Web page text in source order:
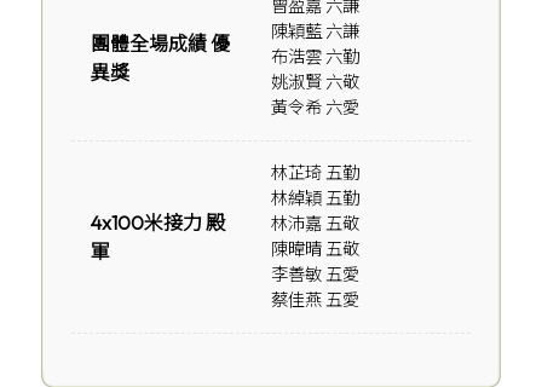
團體全場成績 優
異獎
曾盈嘉 六謙
陳穎藍 六謙
布浩雲 六勤
姚淑賢 六敬
黃令希 六愛
4x100米接力 殿
軍
林芷琦 五勤
林綽穎 五勤
林沛嘉 五敬
陳暐晴 五敬
李善敏 五愛
蔡佳燕 五愛